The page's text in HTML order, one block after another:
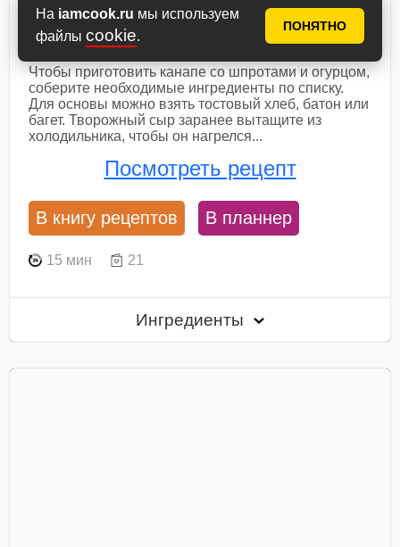
На iamcook.ru мы используем
файлы cookie.
ПОНЯТНО
Канапе со шпротами и
огурцом
Чтобы приготовить канапе со шпротами и огурцом,
соберите необходимые ингредиенты по списку.
Для основы можно взять тостовый хлеб, батон или
багет. Творожный сыр заранее вытащите из
холодильника, чтобы он нагрелся...
Посмотреть рецепт
В книгу рецептов В планнер
15 мин 21
Ингредиенты